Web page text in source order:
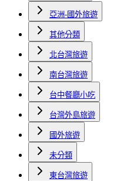
亞洲-國外旅遊
其他分類
北台灣旅遊
南台灣旅遊
台中餐廳小吃
台灣外島旅遊
國外旅遊
未分類
東台灣旅遊